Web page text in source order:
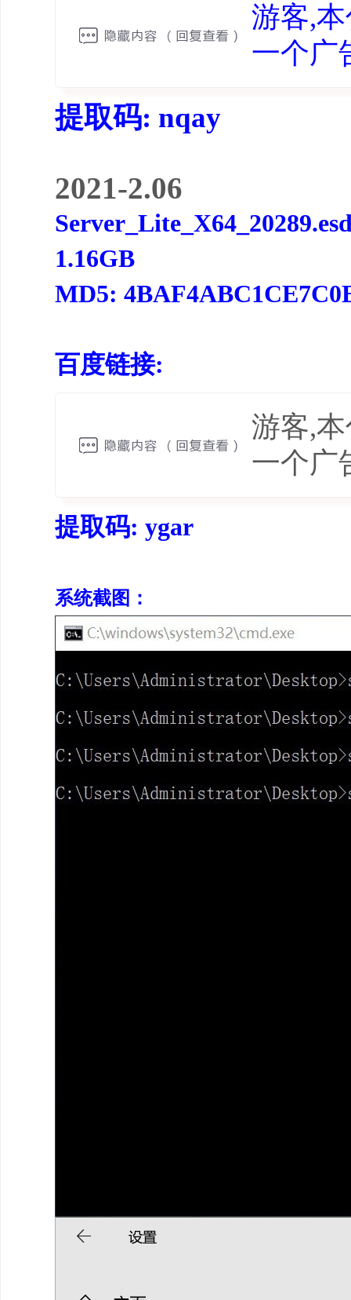
游客,
一个广
提取码: nqay
2021-2.06
1.16GB
MD5:
百度链接:
游客,
一个广
提取码: ygar
系统截图：